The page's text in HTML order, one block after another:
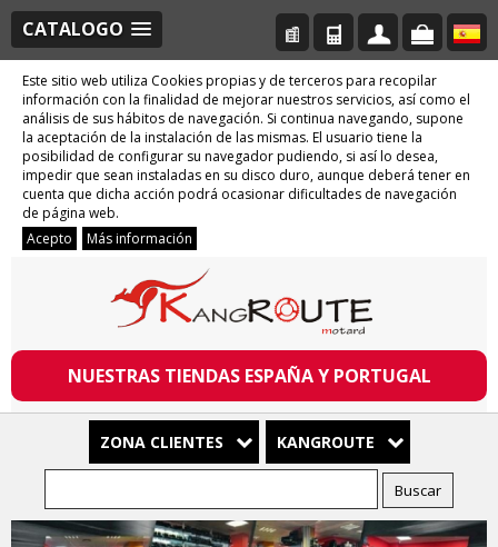
CATALOGO
Este sitio web utiliza Cookies propias y de terceros para recopilar
información con la finalidad de mejorar nuestros servicios, así como el
análisis de sus hábitos de navegación. Si continua navegando, supone
la aceptación de la instalación de las mismas. El usuario tiene la
posibilidad de configurar su navegador pudiendo, si así lo desea,
impedir que sean instaladas en su disco duro, aunque deberá tener en
cuenta que dicha acción podrá ocasionar dificultades de navegación
de página web.
Acepto
Más información
NUESTRAS TIENDAS ESPAÑA Y PORTUGAL
ZONA CLIENTES KANGROUTE